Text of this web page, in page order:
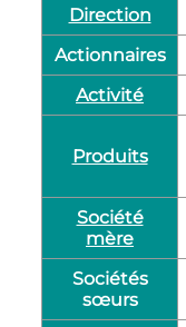
Direction
Actionnaires
Activité
Produits
Société
mère
Sociétés
sœurs